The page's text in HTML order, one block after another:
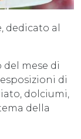
dedicato al
mese di
di
dolciumi,
della